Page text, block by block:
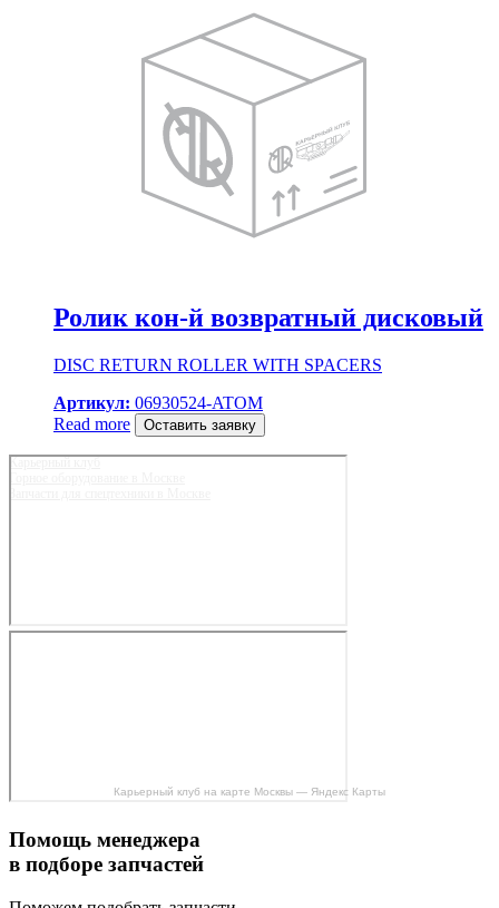
Ролик кон-й возвратный дисковый
DISC RETURN ROLLER WITH SPACERS
Артикул: 06930524-ATOM
Read more
Оставить заявку
Карьерный клуб на карте Москвы — Яндекс Карты
Помощь менеджера
в подборе запчастей